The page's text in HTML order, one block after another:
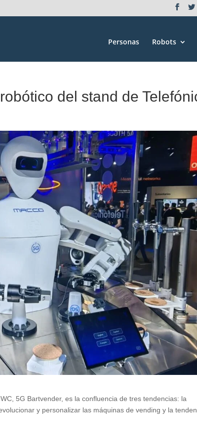
Personas Robots
del stand de
5G Bartvender, es la confluencia de tres tendencias: la
y personalizar las máquinas de vending y la